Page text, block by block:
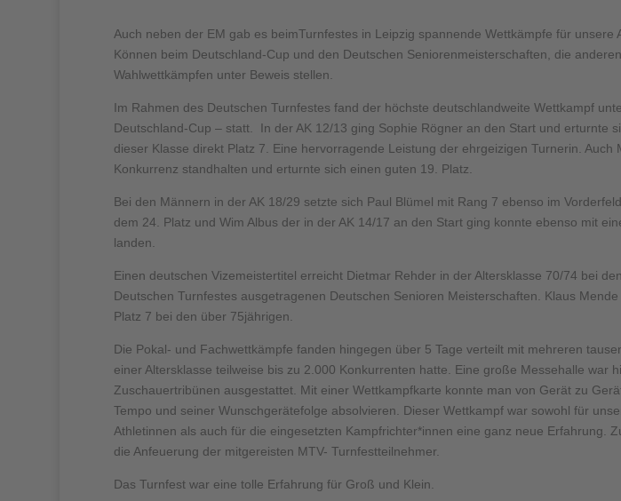
Auch neben der EM gab es beimTurnfestes in Leipzig spannende Wettkämpfe für unsere
Können beim Deutschland-Cup und den Deutschen Seniorenmeisterschaften, die
Wahlwettkämpfen unter Beweis stellen.
Im Rahmen des Deutschen Turnfestes fand der höchste deutschlandweite Wettkampf
Deutschland-Cup – statt. In der AK 12/13 ging Sophie Rögner an den Start und erturnte
dieser Klasse direkt Platz 7. Eine hervorragende Leistung der ehrgeizigen Turnerin. Auch
Konkurrenz standhalten und erturnte sich einen guten 19. Platz.
Bei den Männern in der AK 18/29 setzte sich Paul Blümel mit Rang 7 ebenso im
dem 24. Platz und Wim Albus der in der AK 14/17 an den Start ging konnte ebenso mit
landen.
Einen deutschen Vizemeistertitel erreicht Dietmar Rehder in der Altersklasse 70/74 bei
Deutschen Turnfestes ausgetragenen Deutschen Senioren Meisterschaften. Klaus
Platz 7 bei den über 75jährigen.
Die Pokal- und Fachwettkämpfe fanden hingegen über 5 Tage verteilt mit mehreren
einer Altersklasse teilweise bis zu 2.000 Konkurrenten hatte. Eine große Messehalle war
Zuschauertribünen ausgestattet. Mit einer Wettkampfkarte konnte man von Gerät zu
Tempo und seiner Wunschgerätefolge absolvieren. Dieser Wettkampf war sowohl für
Athletinnen als auch für die eingesetzten Kampfrichter*innen eine ganz neue Erfahrung.
die Anfeuerung der mitgereisten MTV- Turnfestteilnehmer.
Das Turnfest war eine tolle Erfahrung für Groß und Klein.